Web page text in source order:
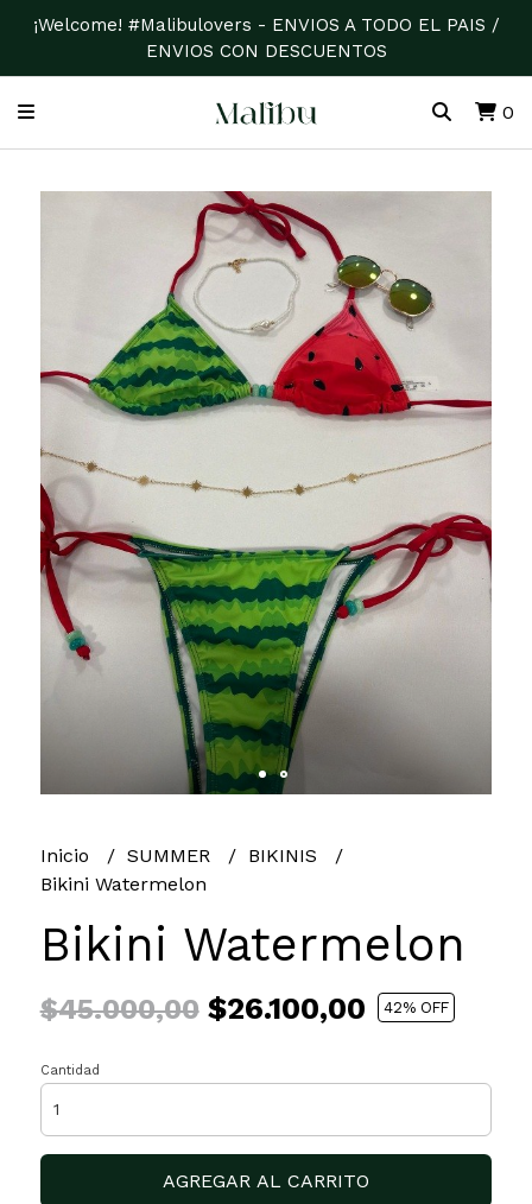
¡Welcome! #Malibulovers - ENVIOS A TODO EL PAIS /
ENVIOS CON DESCUENTOS
0
Inicio SUMMER
BIKINIS
Bikini Watermelon
Bikini Watermelon
$45.000,00$26.100,00 42% OFF
Cantidad
AGREGAR AL CARRITO